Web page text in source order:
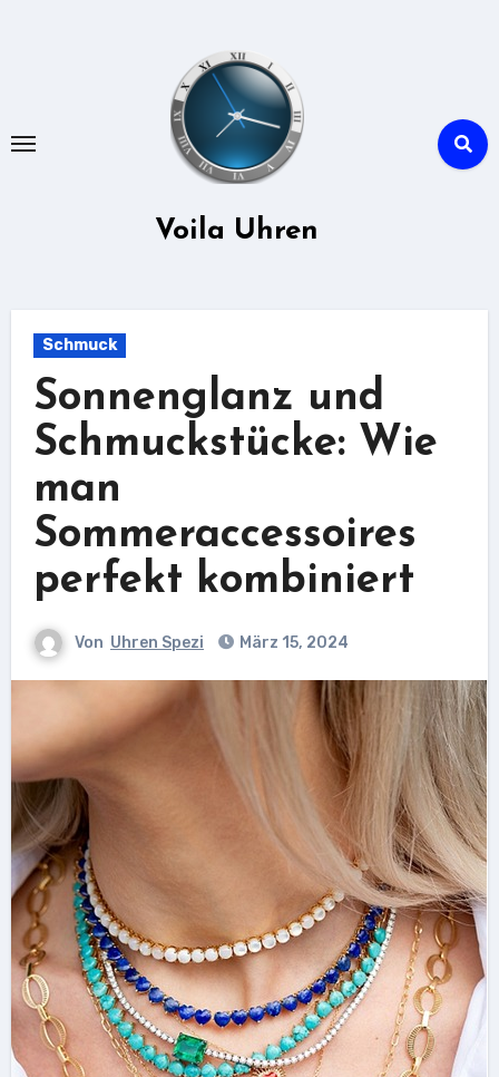
Voila Uhren
Schmuck
Sonnenglanz und
Schmuckstücke: Wie
man
Sommeraccessoires
perfekt kombiniert
Von Uhren Spezi März 15, 2024